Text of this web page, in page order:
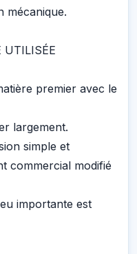
mécanique.
UTILISÉE
premier avec le
largement.
simple et
commercial modifié
importante est